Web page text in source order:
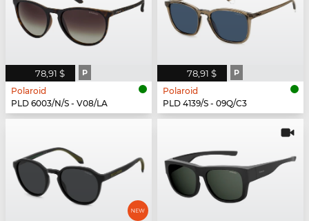
78,91 $ P
Polaroid
PLD 6003/N/S - V08/LA
78,91 $ P
Polaroid
PLD 4139/S - 09Q/C3